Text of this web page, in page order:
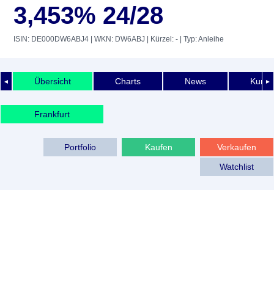
3,453% 24/28
ISIN: DE000DW6ABJ4 | WKN: DW6ABJ | Kürzel: - | Typ: Anleihe
◄ ►
Übersicht Charts News
Frankfurt
Verkaufen
Kaufen
Portfolio
Watchlist